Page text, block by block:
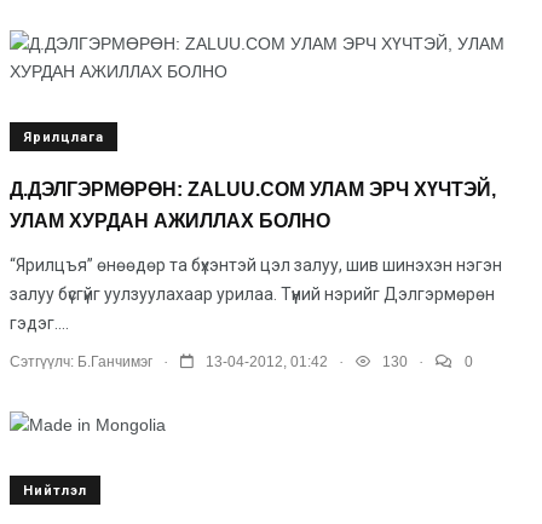
Ярилцлага
Д.ДЭЛГЭРМӨРӨН: ZALUU.COM УЛАМ ЭРЧ ХҮЧТЭЙ,
УЛАМ ХУРДАН АЖИЛЛАХ БОЛНО
“Ярилцъя” өнөөдөр та бүхэнтэй цэл залуу, шив шинэхэн нэгэн
залуу бүсгүйг уулзуулахаар урилаа. Түүний нэрийг Дэлгэрмөрөн
гэдэг....
Сэтгүүлч: Б.Ганчимэг 13-04-2012, 01:42 130 0
Нийтлэл